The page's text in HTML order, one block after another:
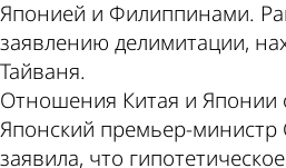
Японией и Филиппинами.
заявлению делимитации,
Тайваня.
Отношения Китая и Японии
Японский премьер-министр
заявила, что